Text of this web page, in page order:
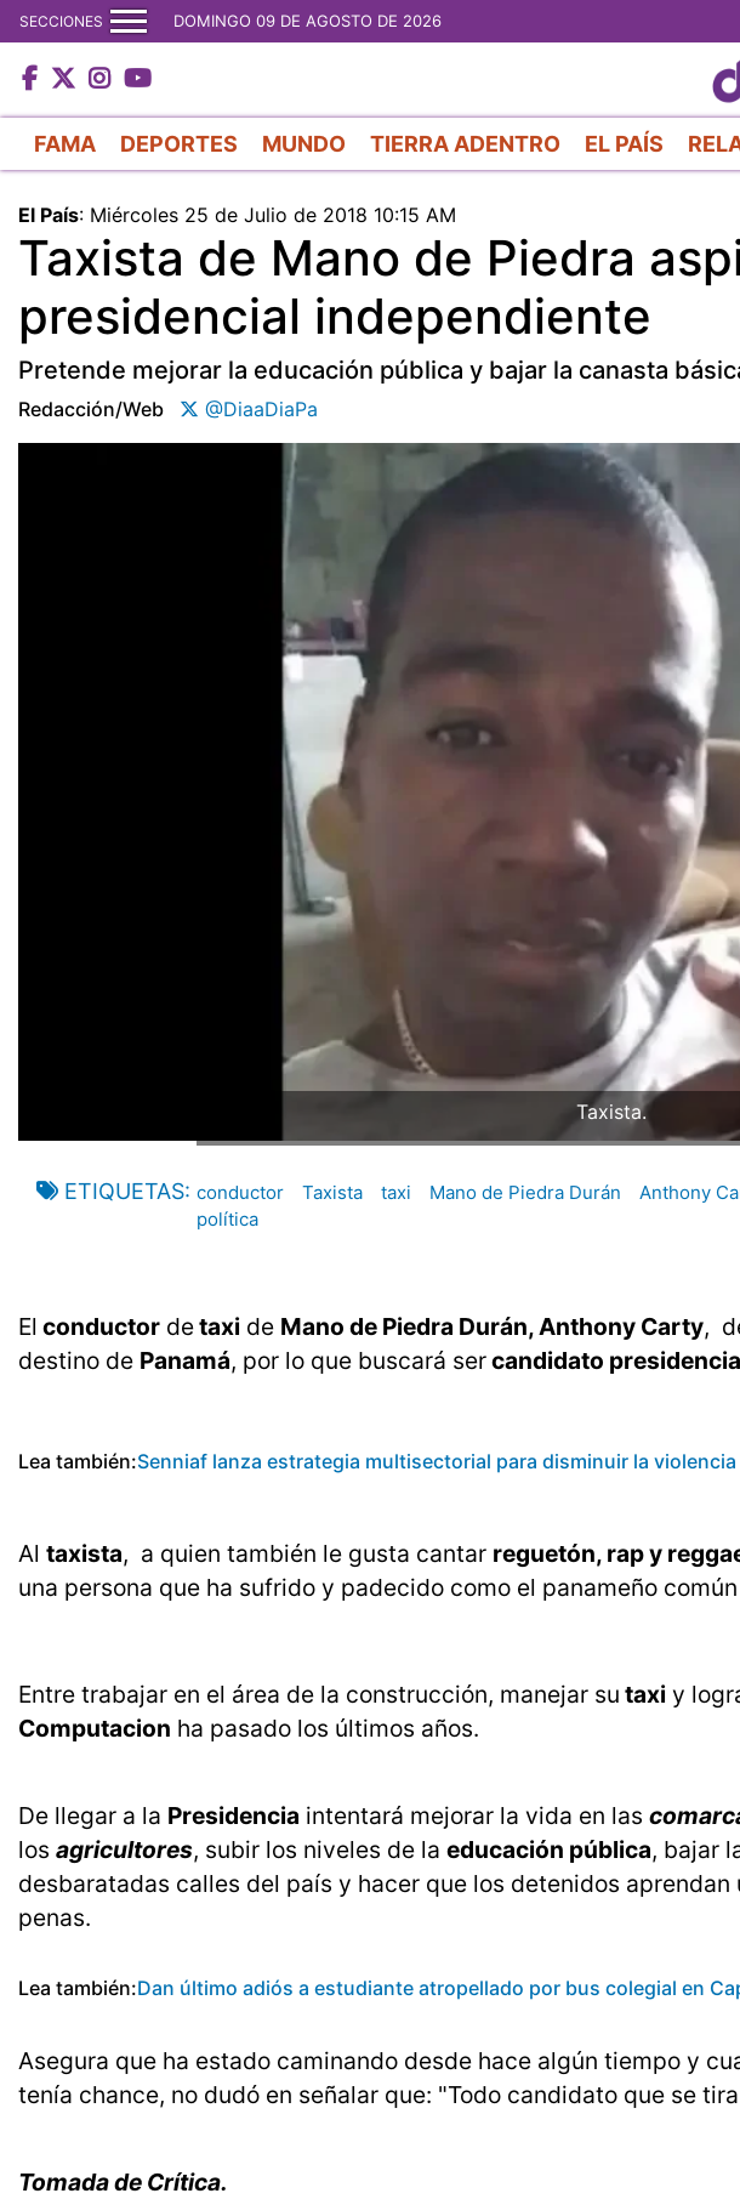
SECCIONES DOMINGO 09 DE AGOSTO DE 2026
FAMA DEPORTES MUNDO TIERRA ADENTRO EL PAÍS
El País: Miércoles 25 de Julio de 2018 10:15 AM
Taxista de Mano de Piedra
presidencial independiente
Pretende mejorar la educación pública y bajar la canasta
Redacción/web @DiaaDiaPa
Taxista.
ETIQUETAS conductor Taxista taxi Mano de Piedra Durán Anthony
política
El conductor detaxi de Mano de Piedra Durán, Anthony Carty,
destino de Panamá, por lo que buscará sercandidato
Lea también:Senniaf lanza estrategia multisectorial para disminuir la
Al taxista, a quien también le gusta cantar reguetón, rap y
una persona que ha sufrido y padecido como el panameño
Entre trabajar en el área de la construcción, manejar su taxi y
Computacion ha pasado los últimos años.
De llegar a la Presidencia intentará mejorar la vida en las
los agricultores, subir los niveles de la educación pública, bajar
desbaratadas calles del país y hacer que los detenidos
penas.
Lea también:Dan último adiós a estudiante atropellado por bus colegial en
Asegura que ha estado caminando desde hace algún tiempo y
tenía chance, no dudó en señalar que: "Todo candidato que se
Tomada de Crítica.